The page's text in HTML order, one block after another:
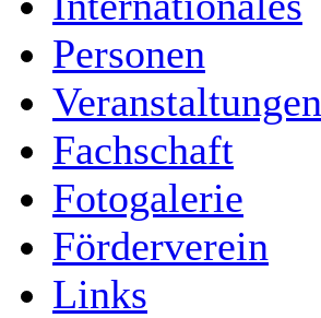
Personen
Veranstaltungen
Fachschaft
Fotogalerie
Förderverein
Links